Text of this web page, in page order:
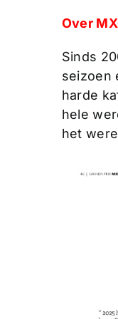
Over
Sinds
seizoen
harde
hele
het